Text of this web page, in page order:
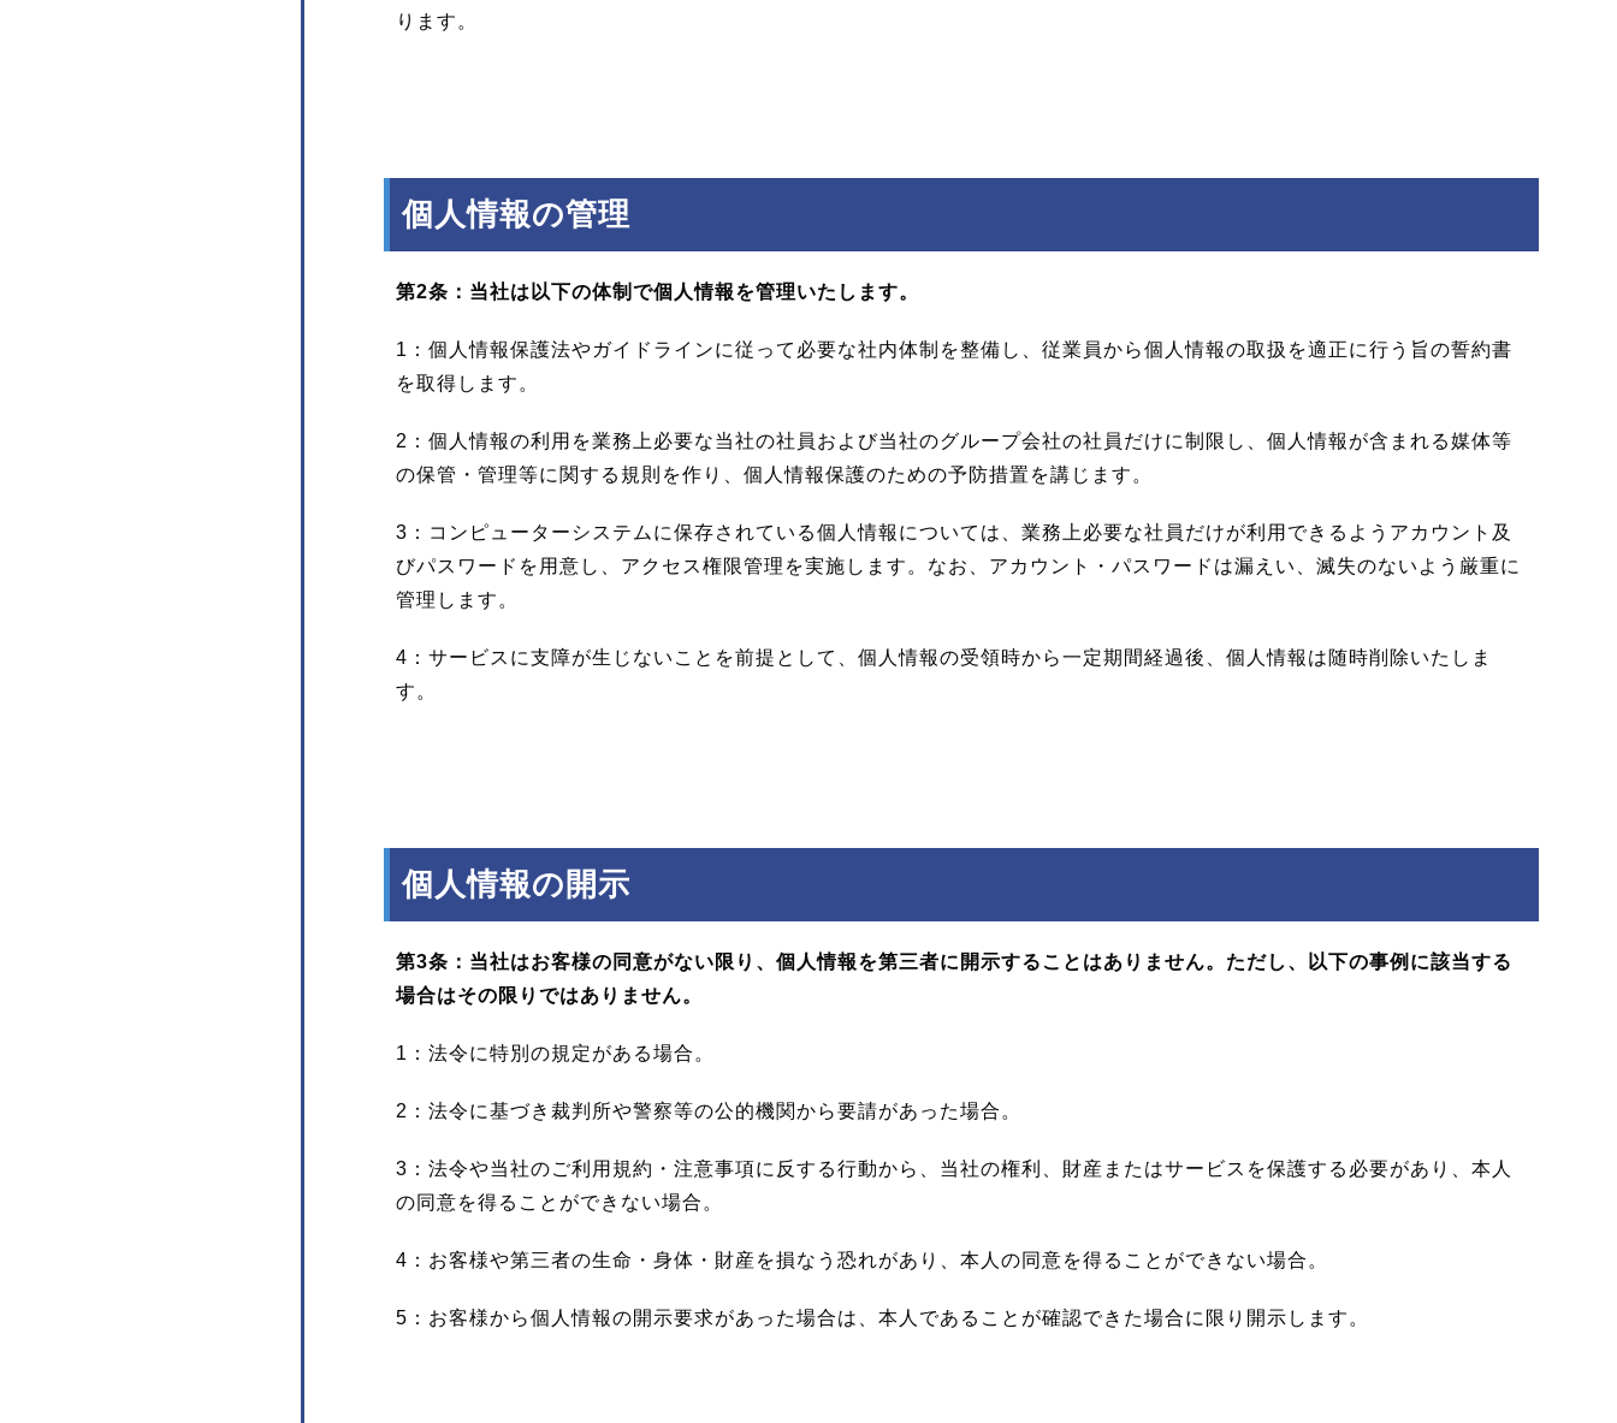
ります。
個人情報の管理
第2条：当社は以下の体制で個人情報を管理いたします。
1：個人情報保護法やガイドラインに従って必要な社内体制を整備し、従業員から個人情報の取扱を適正に行う旨の誓約書
を取得します。
2：個人情報の利用を業務上必要な当社の社員および当社のグループ会社の社員だけに制限し、個人情報が含まれる媒体等
の保管・管理等に関する規則を作り、個人情報保護のための予防措置を講じます。
3：コンピューターシステムに保存されている個人情報については、業務上必要な社員だけが利用できるようアカウント及
びパスワードを用意し、アクセス権限管理を実施します。なお、アカウント・パスワードは漏えい、滅失のないよう厳重に
管理します。
4：サービスに支障が生じないことを前提として、個人情報の受領時から一定期間経過後、個人情報は随時削除いたしま
す。
個人情報の開示
第3条：当社はお客様の同意がない限り、個人情報を第三者に開示することはありません。ただし、以下の事例に該当する
場合はその限りではありません。
1：法令に特別の規定がある場合。
2：法令に基づき裁判所や警察等の公的機関から要請があった場合。
3：法令や当社のご利用規約・注意事項に反する行動から、当社の権利、財産またはサービスを保護する必要があり、本人
の同意を得ることができない場合。
4：お客様や第三者の生命・身体・財産を損なう恐れがあり、本人の同意を得ることができない場合。
5：お客様から個人情報の開示要求があった場合は、本人であることが確認できた場合に限り開示します。